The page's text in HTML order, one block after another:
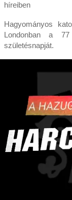
híreiben
Hagyományos
Londonban a
születésnapját.